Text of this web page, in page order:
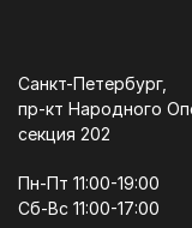
Санкт-Петербург,
пр-кт Народного
секция 202
Пн-Пт 11:00-19:00
Сб-Вс 11:00-17:00